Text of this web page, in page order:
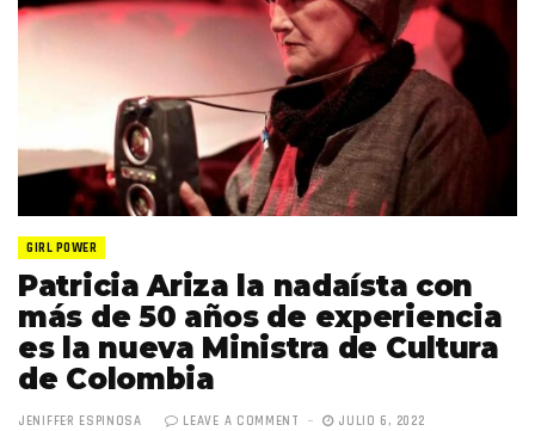
GIRL POWER
Patricia Ariza la nadaísta con
más de 50 años de experiencia
es la nueva Ministra de Cultura
de Colombia
JENIFFER ESPINOSA LEAVE A COMMENT JULIO 6, 2022